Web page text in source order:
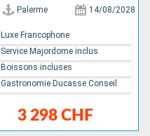
Palerme 14/08/2028
3 298 CHF
Luxe Francophone
Service Majordome inclus
Boissons incluses
Gastronomie Ducasse Conseil